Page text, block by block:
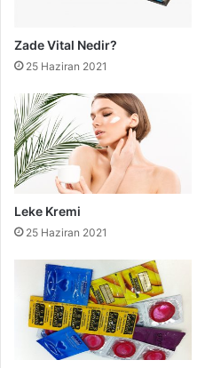
Zade Vital Nedir?
25 Haziran 2021
Leke Kremi
25 Haziran 2021